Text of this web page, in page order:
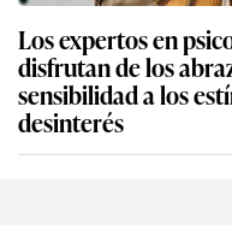
Los expertos en
disfrutan de los
sensibilidad a los
desinterés